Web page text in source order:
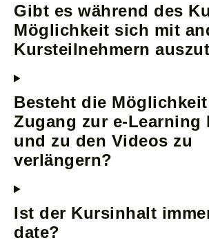
Gibt es während des
Möglichkeit sich mit
Kursteilnehmern
Besteht die
Zugang zur e-Learning
und zu den Videos zu
verlängern?
Ist der Kursinhalt
date?